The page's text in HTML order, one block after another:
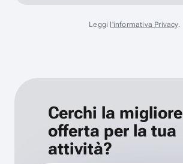
Leggi l'informativa Privacy.
Cerchi la migliore
offerta per la tua
attività?